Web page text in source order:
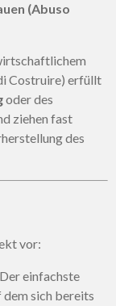
(Abuso
Costruire) erfüllt
oder des
ziehen fast
des
vor:
Der einfachste
dem sich bereits